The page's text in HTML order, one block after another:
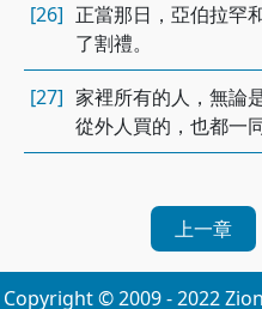
[26] 正當那日，亞伯拉罕
了割禮。
[27] 家裡所有的人，無論
從外人買的，也都一
上一章
Copyright © 2009 - 2022